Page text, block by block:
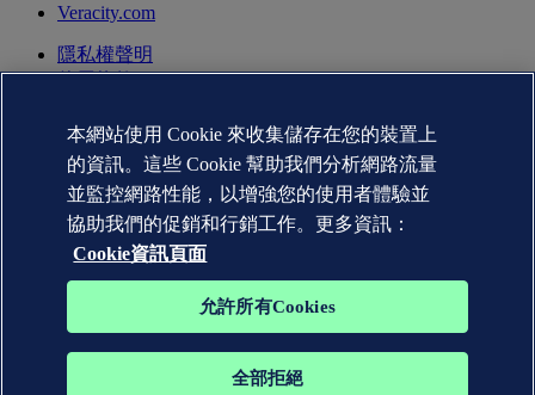
Veracity.com
隱私權聲明
使用條款
Cookie資訊
本網站使用 Cookie 來收集儲存在您的裝置上
的資訊。這些 Cookie 幫助我們分析網路流量
並監控網路性能，以增強您的使用者體驗並
協助我們的促銷和行銷工作。更多資訊：
Cookie資訊頁面
允許所有Cookies
全部拒絕